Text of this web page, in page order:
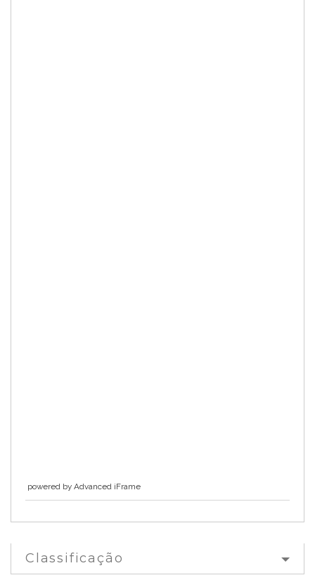
powered by Advanced iFrame
Classificação